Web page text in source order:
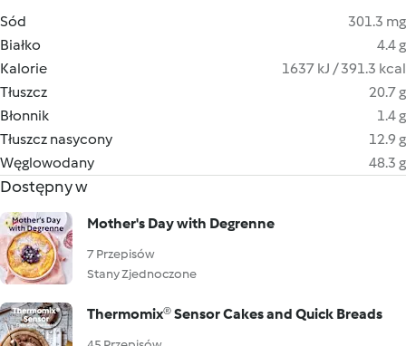
Sód
301.3 mg
Białko
4.4 g
Kalorie
1637 kJ / 391.3 kcal
Tłuszcz
20.7 g
Błonnik
1.4 g
Tłuszcz nasycony
12.9 g
Węglowodany
48.3 g
Dostępny w
Mother's Day with Degrenne
7 Przepisów
Stany Zjednoczone
Thermomix® Sensor Cakes and Quick Breads